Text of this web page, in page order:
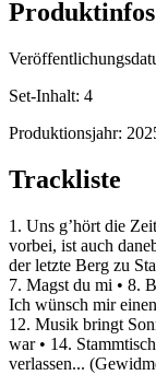
Produktinfos
Set-Inhalt: 4
Produktionsjahr:
Trackliste
1. Uns g’hört die
vorbei, ist auch
der letzte Berg zu
7. Magst du mi • 8.
Ich wünsch mir
12. Musik bringt
war • 14.
verlassen...